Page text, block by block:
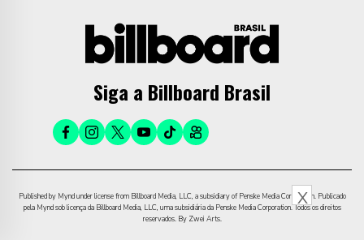
Siga a Billboard Brasil
Published by Mynd under license from Billboard Media, LLC, a subsidiary of Penske Media Corporation. Publicado
pela Mynd sob licença da Billboard Media, LLC, uma subsidiária da Penske Media Corporation. Todos os direitos
reservados. By Zwei Arts.
X